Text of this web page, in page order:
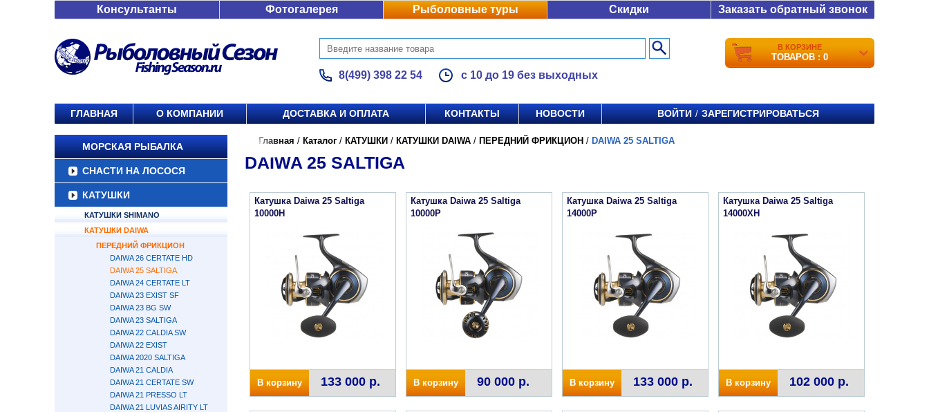
Консультанты Фотогалерея Рыболовные туры Скидки Заказать обратный звонок
8(499) 398 22 54 с 10 до 19 без выходных
В КОРЗИНЕ
ТОВАРОВ : 0
ГЛАВНАЯ О КОМПАНИИ ДОСТАВКА И ОПЛАТА КОНТАКТЫ НОВОСТИ ВОЙТИ / ЗАРЕГИСТРИРОВАТЬСЯ
МОРСКАЯ РЫБАЛКА
СНАСТИ НА ЛОСОСЯ
КАТУШКИ
КАТУШКИ SHIMANO
КАТУШКИ DAIWA
ПЕРЕДНИЙ ФРИКЦИОН
DAIWA 26 CERTATE HD
DAIWA 25 SALTIGA
DAIWA 24 CERTATE LT
DAIWA 23 EXIST SF
DAIWA 23 BG SW
DAIWA 23 SALTIGA
DAIWA 22 CALDIA SW
DAIWA 22 EXIST
DAIWA 2020 SALTIGA
DAIWA 21 CALDIA
DAIWA 21 CERTATE SW
DAIWA 21 PRESSO LT
DAIWA 21 LUVIAS AIRITY LT
Главная / Каталог / КАТУШКИ / КАТУШКИ DAIWA / ПЕРЕДНИЙ ФРИКЦИОН / DAIWA 25 SALTIGA
DAIWA 25 SALTIGA
Катушка Daiwa 25 Saltiga
10000H
В корзину 133 000 р.
Катушка Daiwa 25 Saltiga
10000P
В корзину 90 000 р.
Катушка Daiwa 25 Saltiga
14000P
В корзину 133 000 р.
Катушка Daiwa 25 Saltiga
14000XH
В корзину 102 000 р.